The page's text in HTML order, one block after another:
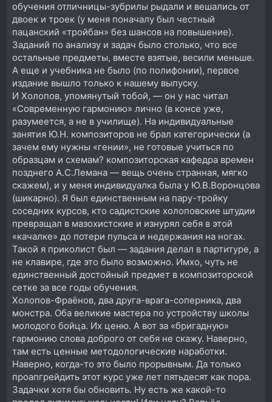
обучения отличницы-зубрилы рыдали и вешались от
двоек и троек (у меня поначалу был честный
пацанский «тройбан» без шансов на повышение).
Заданий по анализу и задач было столько, что все
остальные предметы, вместе взятые, весили меньше.
А еще и учебника не было (по полифонии), первое
издание вышло только к нашему выпуску.
И Холопов, упомянутый тобой, — он у нас читал
«Современную гармонию» лично (в консе уже,
разумеется, а не в училище). На индивидуальные
занятия Ю.Н. композиторов не брал категорически (а
зачем ему нужны «гении», не готовые учиться по
образцам и схемам? композиторская кафедра времен
позднего А.С.Лемана — вещь очень странная, мягко
скажем), и у меня индивидуалка была у Ю.В.Воронцова
(шикарно). Я был единственным на пару-тройку
соседних курсов, кто садистские холоповские штудии
превращал в мазохистские и изнурял себя в этой
«качалке» до потери пульса и недержания на ногах.
Такой я приколист был — задания делал в партитуре, а
не клавире, где это было возможно. Имхо, чуть не
единственный достойный предмет в композиторской
сетке за все годы обучения.
Холопов-Фраёнов, два друга-врага-соперника, два
монстра. Оба великие мастера по устройству школы
молодого бойца. Их ценю. А вот за «бригадную»
гармонию слова доброго от себя не скажу. Наверно,
там есть ценные методологические наработки.
Наверно, когда-то это было прорывным. Да только
проапгрейдить этот курс уже лет пятьдесят как пора.
Задачки хотя бы обновить. Ну есть же какой-то